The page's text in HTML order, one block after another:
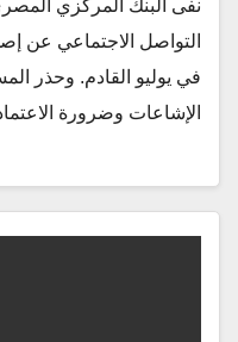
نفى البنك المركزي
في يوليو القادم. وحذر
الإشاعات وضرورة